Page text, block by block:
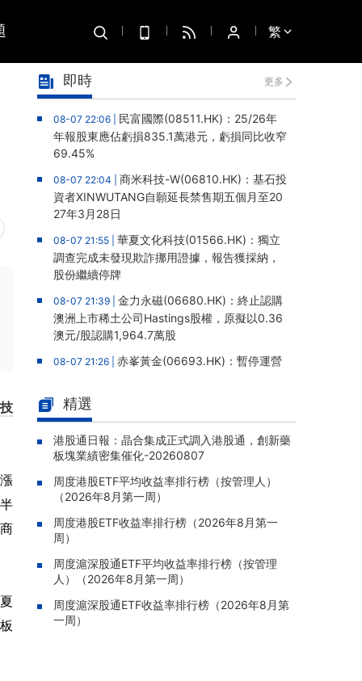
繁
即時 更多
08-07 22:06 | 民富國際(08511.HK)：25/26年
年報股東應佔虧損835.1萬港元，虧損同比收窄
69.45%
08-07 22:04 | 商米科技-W(06810.HK)：基石投
資者XINWUTANG自願延長禁售期五個月至20
27年3月28日
08-07 21:55 | 華夏文化科技(01566.HK)：獨立
調查完成未發現欺詐挪用證據，報告獲採納，
股份繼續停牌
08-07 21:39 | 金力永磁(06680.HK)：終止認購
澳洲上市稀土公司Hastings股權，原擬以0.36
澳元/股認購1,964.7萬股
08-07 21:26 | 赤峯黃金(06693.HK)：暫停運營
人民幣5,406萬元
08-07 20:07 |靈寶黃金(03330.HK)：新疆哈巴
河勘查取得重大進展，保有金金屬量由13.20噸
躍升至53.94噸
08-07 20:04 |迅策(03317.HK)：與天合算力訂
立戰略合作備忘，共探能源垂類大模型與Toke
n工廠商業化
08-07 20:02 |
中國泛半導體IMSS市場排名第三
08-07 19:47 | 浙能邁領綠航二次遞表港交所，爲
全球領先的綠色航運設備和系統提供商
08-07 19:09 |
精選
港股通日報：晶合集成正式調入港股通，創新藥
板塊業績密集催化-20260807
周度港股ETF平均收益率排行榜（按管理人）
（2026年8月第一周）
周度港股ETF收益率排行榜（2026年8月第一
周）
周度滬深股通ETF平均收益率排行榜（按管理
人）（2026年8月第一周）
周度滬深股通ETF收益率排行榜（2026年8月第
一周）